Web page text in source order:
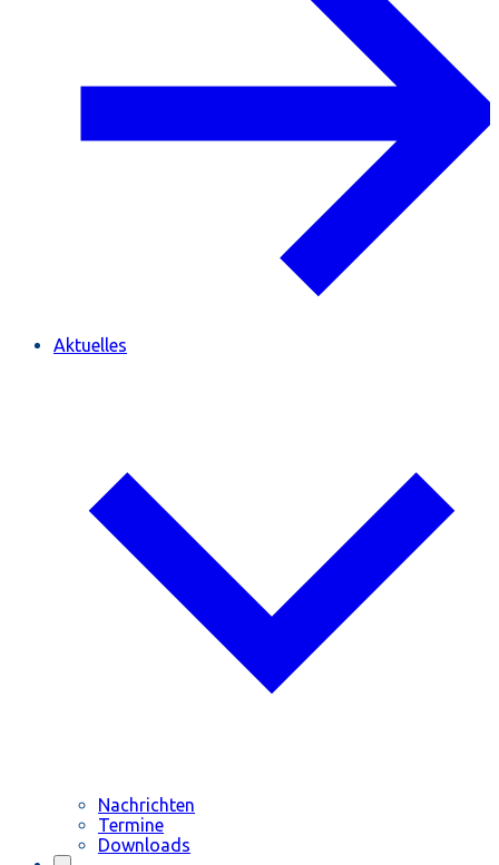
Aktuelles
Nachrichten
Termine
Downloads